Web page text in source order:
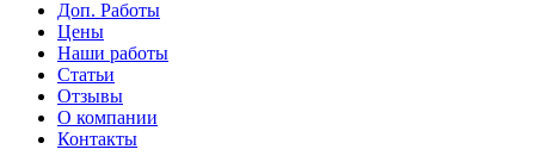
Доп. Работы
Цены
Наши работы
Статьи
Отзывы
О компании
Контакты